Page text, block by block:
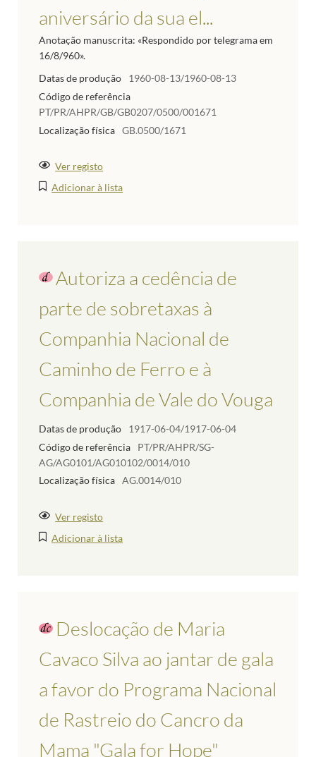
aniversário da sua el...
Anotação manuscrita: «Respondido por telegrama em
16/8/960».
Datas de produção
1960-08-13/1960-08-13
Código de referência
PT/PR/AHPR/GB/GB0207/0500/001671
Localização física GB.0500/1671
Ver registo
Adicionar à lista
Autoriza a cedência de
parte de sobretaxas à
Companhia Nacional de
Caminho de Ferro e à
Companhia de Vale do Vouga
Datas de produção
1917-06-04/1917-06-04
Código de referência
PT/PR/AHPR/SG-
AG/AG0101/AG010102/0014/010
Localização física AG.0014/010
Ver registo
Adicionar à lista
Deslocação de Maria
Cavaco Silva ao jantar de gala
a favor do Programa Nacional
de Rastreio do Cancro da
Mama "Gala for Hope"